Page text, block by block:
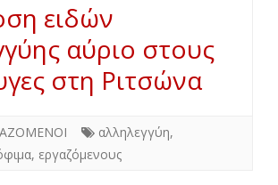
ειδών
αύριο στους
στη Ριτσώνα
αλληλεγγύη,
, εργαζόμενους